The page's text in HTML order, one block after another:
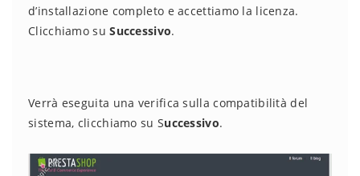
d’installazione completo e accettiamo la licenza.
Clicchiamo suSuccessivo.
Verrà eseguita una verifica sulla compatibilità del
sistema, clicchiamo su Successivo.